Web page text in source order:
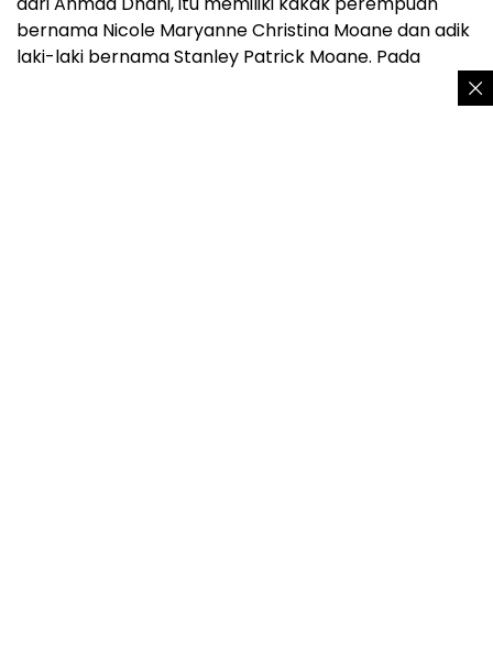
bernama Nicole Maryanne Christina Moane dan adik
laki-laki bernama Stanley Patrick Moane. Pada